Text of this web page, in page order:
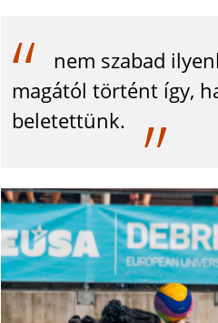
nem szabad
magától történt így,
beletettünk.